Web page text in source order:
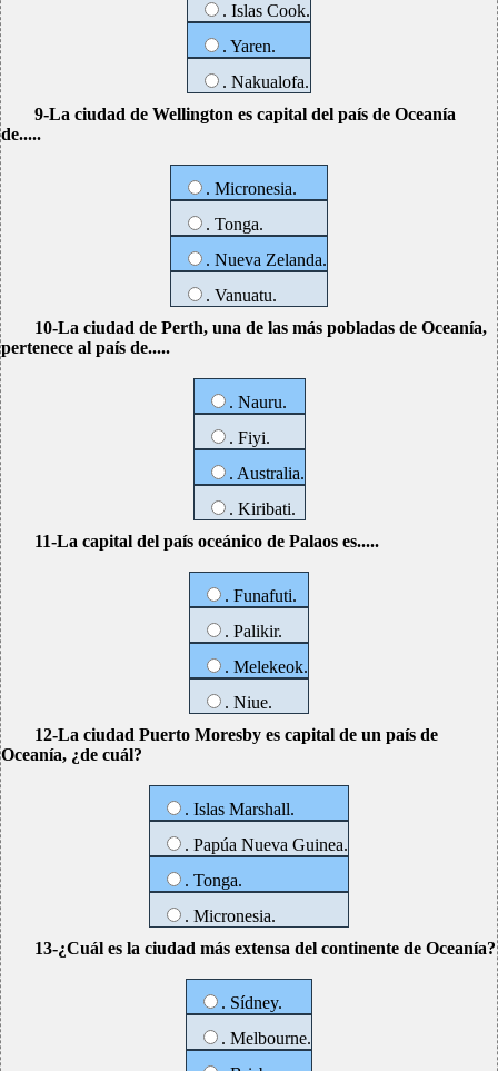
. Islas Cook.
. Yaren.
. Nakualofa.
9-La ciudad de Wellington es capital del país de Oceanía
de.....
. Micronesia.
. Tonga.
. Nueva Zelanda.
. Vanuatu.
10-La ciudad de Perth, una de las más pobladas de Oceanía,
pertenece al país de.....
. Nauru.
. Fiyi.
. Australia.
. Kiribati.
11-La capital del país oceánico de Palaos es.....
. Funafuti.
. Palikir.
. Melekeok.
. Niue.
12-La ciudad Puerto Moresby es capital de un país de
Oceanía, ¿de cuál?
. Islas Marshall.
. Papúa Nueva Guinea.
. Tonga.
. Micronesia.
13-¿Cuál es la ciudad más extensa del continente de Oceanía?
. Sídney.
. Melbourne.